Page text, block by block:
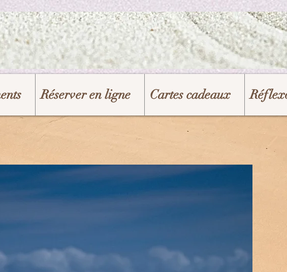
Réserver en ligne Cartes cadeaux